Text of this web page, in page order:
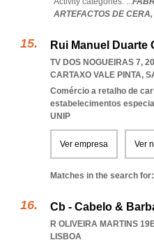
ARTEFACTOS DE CERA,
Rui Manuel Duarte
TV DOS NOGUEIRAS 7,
CARTAXO VALE PINTA,
Comércio a retalho de
estabelecimentos
UNIP
Ver empresa Ver
Matches in the search for:
Cb - Cabelo &
R OLIVEIRA MARTINS
LISBOA